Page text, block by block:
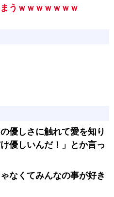
うｗｗｗｗｗｗｗ
優しさに触れて愛を知り
優しいんだ！」とか言っ
なくてみんなの事が好き